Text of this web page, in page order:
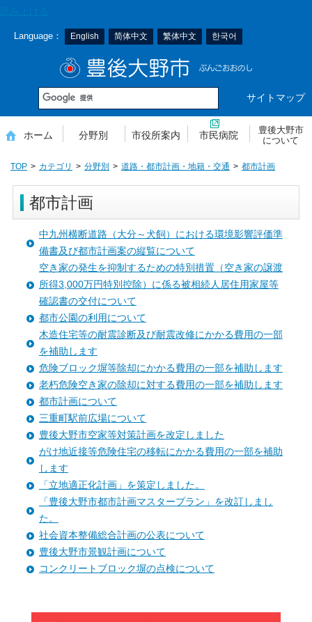
Language： English 简体中文 繁体中文 한국어
サイトマップ
ホーム 分野別 市役所案内 市民病院
豊後大野市
について
TOP カテゴリ 分野別 道路・都市計画・地籍・交通 都市計画
都市計画
中九州横断道路（大分～犬飼）における環境影響評価準
備書及び都市計画案の縦覧について
空き家の発生を抑制するための特別措置（空き家の譲渡
所得3,000万円特別控除）に係る被相続人居住用家屋等
確認書の交付について
都市公園の利用について
木造住宅等の耐震診断及び耐震改修にかかる費用の一部
を補助します
危険ブロック塀等除却にかかる費用の一部を補助します
老朽危険空き家の除却に対する費用の一部を補助します
都市計画について
三重町駅前広場について
豊後大野市空家等対策計画を改定しました
がけ地近接等危険住宅の移転にかかる費用の一部を補助
します
「立地適正化計画」を策定しました。
「豊後大野市都市計画マスタープラン」を改訂しまし
た。
社会資本整備総合計画の公表について
豊後大野市景観計画について
コンクリートブロック塀の点検について